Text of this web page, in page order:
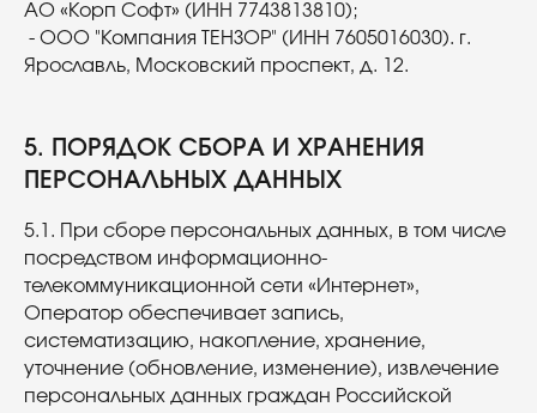
АО «Корп Софт» (ИНН 7743813810);
- ООО "Компания ТЕНЗОР" (ИНН 7605016030). г.
Ярославль, Московский проспект, д. 12.
5. ПОРЯДОК СБОРА И ХРАНЕНИЯ
ПЕРСОНАЛЬНЫХ ДАННЫХ
5.1. При сборе персональных данных, в том числе
посредством информационно-
телекоммуникационной сети «Интернет»,
Оператор обеспечивает запись,
систематизацию, накопление, хранение,
уточнение (обновление, изменение), извлечение
персональных данных граждан Российской